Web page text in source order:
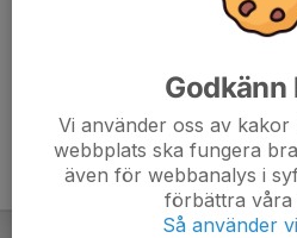
Anmälan är öppen för lagets
Godkänn
Vi använder oss av
webbplats ska fungera
även för webbanalys i
förbättra våra
Så använder